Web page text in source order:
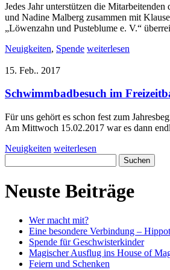
Jedes Jahr unterstützen die
und Nadine Malberg zusammen mit
„Löwenzahn und Pusteblume e. V.“
Neuigkeiten, Spende weiterlesen
15. Feb.. 2017
Schwimmbadbesuch im
Für uns gehört es schon fest zum
Am Mittwoch 15.02.2017 war es dann
Neuigkeiten weiterlesen
nach:
Neuste Beiträge
Wer macht mit?
Eine besondere Verbindung –
Spende für Geschwisterkinder
Magischer Ausflug ins House of
Feiern und Schenken